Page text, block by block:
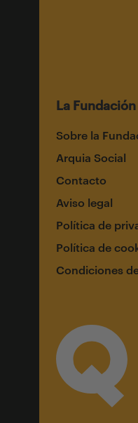
La Fundación
Sobre la
Arquia Social
Contacto
Aviso legal
Política de
Política de
Condiciones